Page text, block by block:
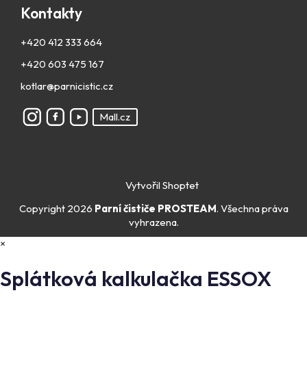
Kontakty
+420 412 333 664
+420 603 475 167
kotlar@parnicistic.cz
Mall.cz
Vytvořil Shoptet
Copyright 2026 Parní čističe PROSTEAM. Všechna práva
vyhrazena.
×
Splátková kalkulačka ESSOX